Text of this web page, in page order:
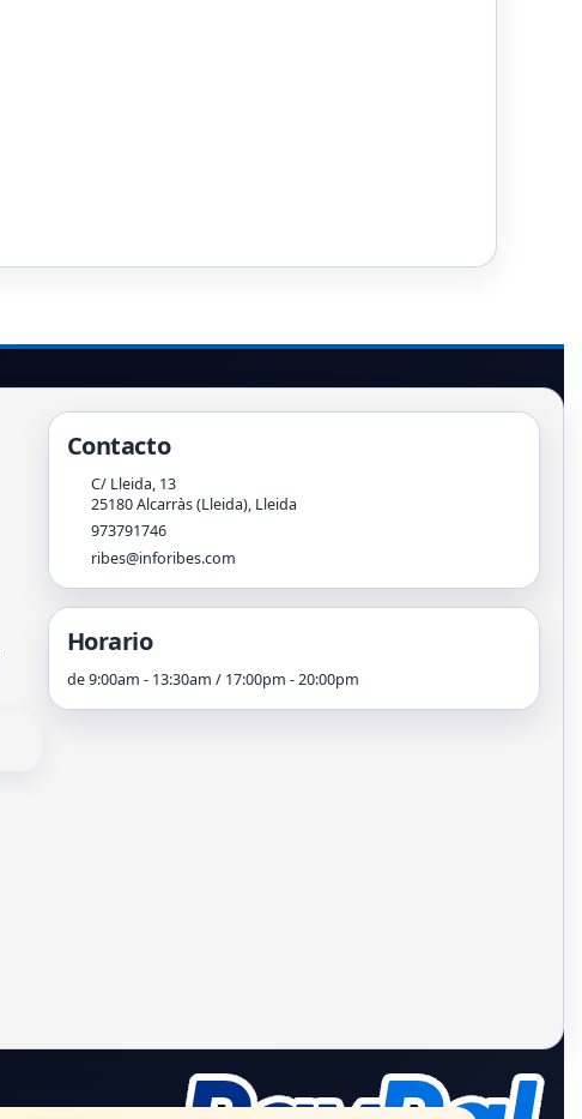
Contacto
C/ Lleida, 13
25180Alcarràs (Lleida), Lleida
973791746
ribes@inforibes.com
Horario
de 9:00am - 13:30am / 17:00pm - 20:00pm